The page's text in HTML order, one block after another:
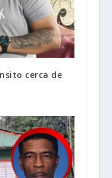
cerca de